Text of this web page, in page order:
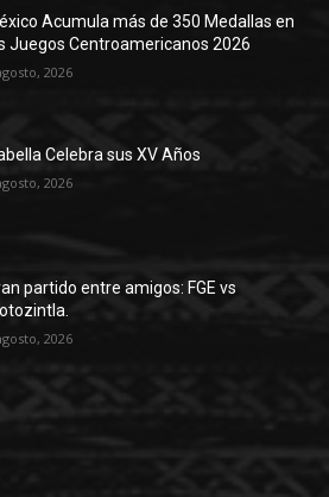
Acumula más de 350 Medallas en
Juegos Centroamericanos 2026
2026
Celebra sus XV Años
2026
partido entre amigos: FGE vs
2026